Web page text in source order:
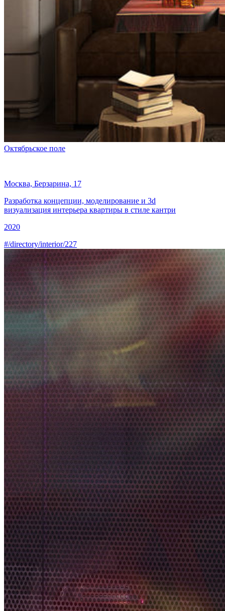
Октябрьское поле
Москва, Берзарина, 17
Разработка концепции, моделирование и 3d
визуализация интерьера квартиры в стиле кантри
2020
#/directory/interior/227